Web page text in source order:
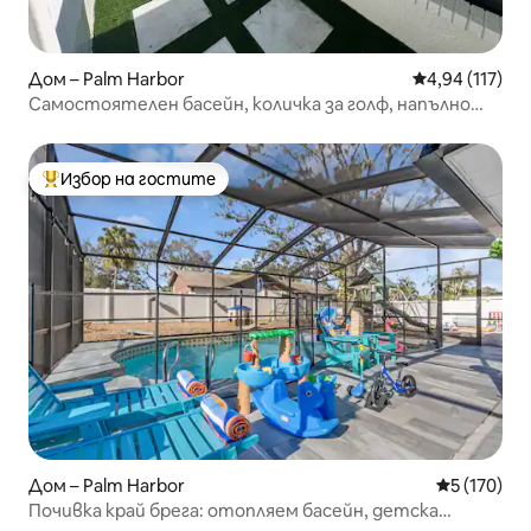
Дом – Palm Harbor Средна
4,94 (117)
Самостоятелен басейн, количка за голф, напълно
Най-популярен избор на гостите
Избор на гостите
Дом – Palm Harbor Средна
5 (170)
Почивка край брега: отопляем басейн, детска